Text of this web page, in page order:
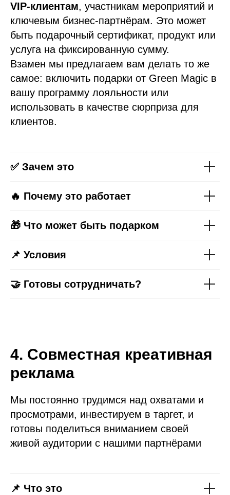
VIP-клиентам, участникам мероприятий и
ключевым бизнес-партнёрам. Это может
быть подарочный сертификат, продукт или
услуга на фиксированную сумму.
Взамен мы предлагаем вам делать то же
самое: включить подарки от Green Magic в
вашу программу лояльности или
использовать в качестве сюрприза для
клиентов.
✅ Зачем это
🔥 Почему это работает
🎁 Что может быть подарком
📌 Условия
🤝 Готовы сотрудничать?
4. Совместная креативная
реклама
Мы постоянно трудимся над охватами и
просмотрами, инвестируем в таргет, и
готовы поделиться вниманием своей
живой аудитории с нашими партнёрами
📌 Что это